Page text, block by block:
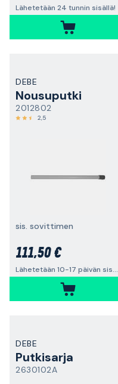
Lähetetään 24 tunnin sisällä!
DEBE
Nousuputki
2012802
2,5
sis. sovittimen
111,50 €
Lähetetään 10-17 päivän sisällä
DEBE
Putkisarja
2630102A